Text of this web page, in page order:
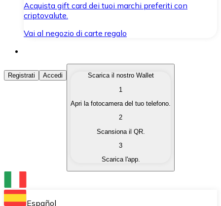
Acquista gift card dei tuoi marchi preferiti con
criptovalute.
Vai al negozio di carte regalo
Acquista Criptovalute
Acquista le criptovalute che ti interessano in modo
Converti le tue criptovalute in valuta fiat quando ne
Scambia una criptovaluta con un'altra
Conserva le tue cripto in un Wallet self-custodial.
Registrati Accedi
Scarica il nostro Wallet
1
Apri la fotocamera del tuo telefono.
2
Scansiona il QR.
3
Scarica l'app.
Español